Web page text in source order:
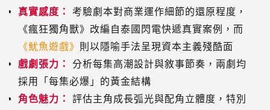
真實感度：
考驗劇本對商業運作細節的還原程度，
《瘋狂獨角獸》改編自泰國閃電快遞真實案例，而
《魷魚遊戲》 則以隱喻手法呈現資本主義殘酷面
戲劇張力：
分析每集高潮設計與敘事節奏，兩劇均
採用「每集必爆」的黃金結構
角色魅力：
評估主角成長弧光與配角立體度，特別